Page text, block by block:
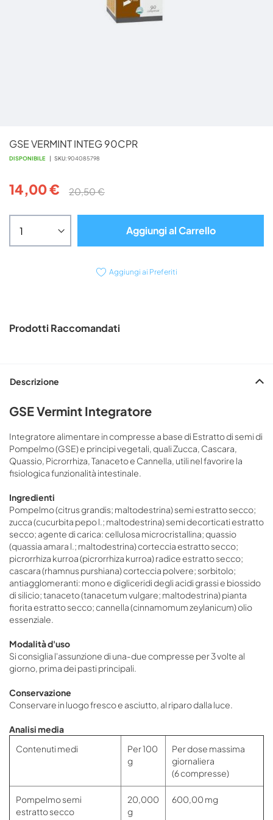
GSE VERMINT INTEG 90CPR
DISPONIBILE SKU 904085798
14,00 € 20,50 €
Aggiungi al Carrello
Aggiungi ai Preferiti
all'inizio
della
immagini
Prodotti Raccomandati
Descrizione
GSE Vermint Integratore
Integratore alimentare in compresse a base di Estratto di semi di
Pompelmo (GSE) e principi vegetali, quali Zucca, Cascara,
Quassio, Picrorrhiza, Tanaceto e Cannella, utili nel favorire la
fisiologica funzionalità intestinale.
Ingredienti
Pompelmo (citrus grandis; maltodestrina) semi estratto secco;
zucca (cucurbita pepo l.; maltodestrina) semi decorticati estratto
secco; agente di carica: cellulosa microcristallina; quassio
(quassia amara l.; maltodestrina) corteccia estratto secco;
picrorrhiza kurroa (picrorrhiza kurroa) radice estratto secco;
cascara (rhamnus purshiana) corteccia polvere; sorbitolo;
antiagglomeranti: mono e digliceridi degli acidi grassi e biossido
di silicio; tanaceto (tanacetum vulgare; maltodestrina) pianta
fiorita estratto secco; cannella (cinnamomum zeylanicum) olio
essenziale.
Modalità d'uso
Si consiglia l'assunzione di una-due compresse per 3 volte al
giorno, prima dei pasti principali.
Conservazione
Conservare in luogo fresco e asciutto, al riparo dalla luce.
Analisi media
Contenuti medi
Per 100
g
Per dose massima
giornaliera
(6 compresse)
Pompelmo semi
estratto secco
20,000
g
600,00 mg